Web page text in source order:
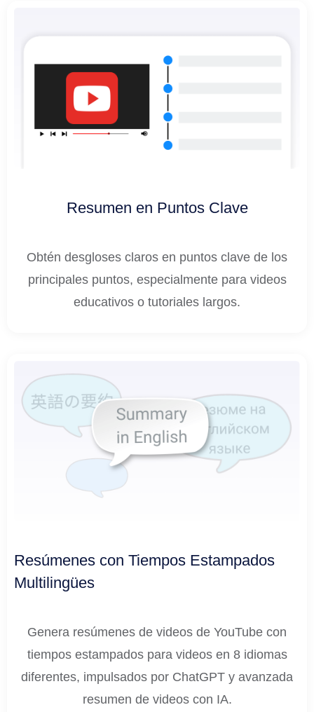
Resumen en Puntos Clave
Obtén desgloses claros en puntos clave de los
principales puntos, especialmente para videos
educativos o tutoriales largos.
Resúmenes con Tiempos Estampados
Multilingües
Genera resúmenes de videos de YouTube con
tiempos estampados para videos en 8 idiomas
diferentes, impulsados por ChatGPT y avanzada
resumen de videos con IA.